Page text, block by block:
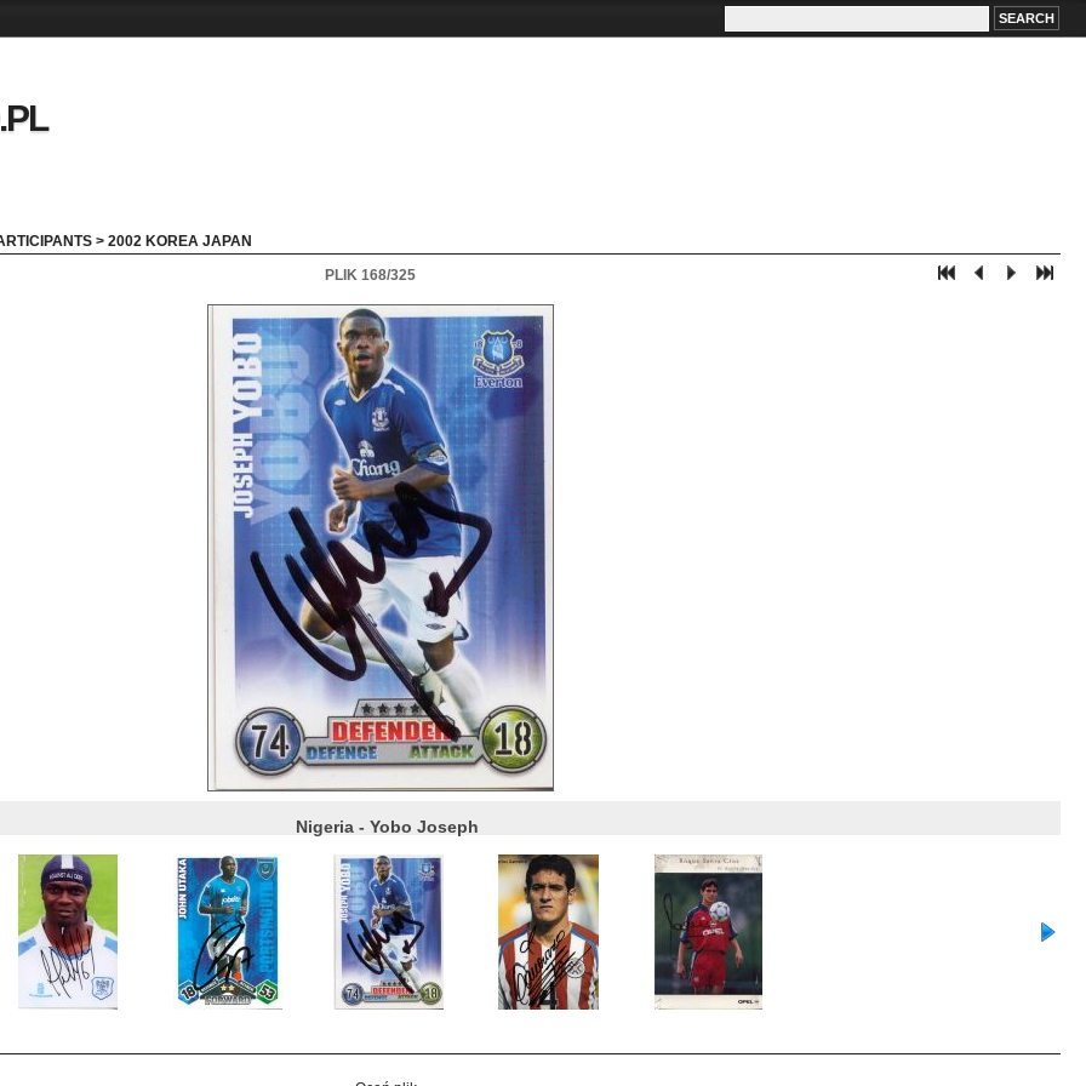
> 2002 KOREA JAPAN
PLIK 168/325
Nigeria - Yobo Joseph